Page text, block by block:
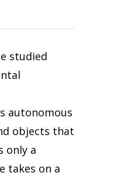
studied
autonomous
objects that
only a
takes on a